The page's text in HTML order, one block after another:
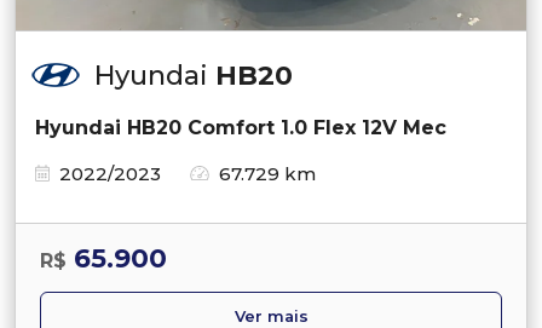
Hyundai HB20
Hyundai HB20 Comfort 1.0 Flex 12V Mec
2022/2023
67.729 km
R$ 65.900
Ver mais